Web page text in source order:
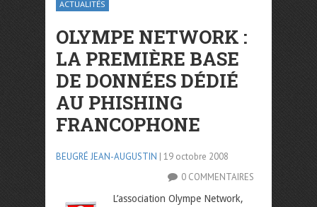
ACTUALITÉS
OLYMPE NETWORK :
LA PREMIÈRE BASE
DE DONNÉES DÉDIÉ
AU PHISHING
FRANCOPHONE
BEUGRÉ JEAN-AUGUSTIN | 19 octobre 2008
0 COMMENTAIRES
L’association Olympe Network,